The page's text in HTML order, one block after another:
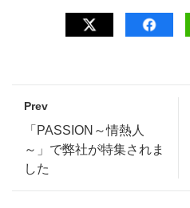
Prev
「PASSION～情熱人
～」で弊社が特集されま
した